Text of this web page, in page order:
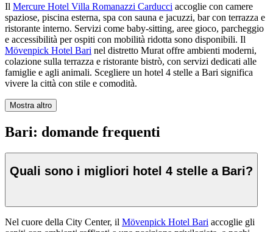
Il Mercure Hotel Villa Romanazzi Carducci accoglie con camere
spaziose, piscina esterna, spa con sauna e jacuzzi, bar con terrazza e
ristorante interno. Servizi come baby-sitting, aree gioco, parcheggio
e accessibilità per ospiti con mobilità ridotta sono disponibili. Il
Mövenpick Hotel Bari nel distretto Murat offre ambienti moderni,
colazione sulla terrazza e ristorante bistrò, con servizi dedicati alle
famiglie e agli animali. Scegliere un hotel 4 stelle a Bari significa
vivere la città con stile e comodità.
Mostra altro
Bari: domande frequenti
Quali sono i migliori hotel 4 stelle a Bari?
Nel cuore della City Center, il Mövenpick Hotel Bari accoglie gli